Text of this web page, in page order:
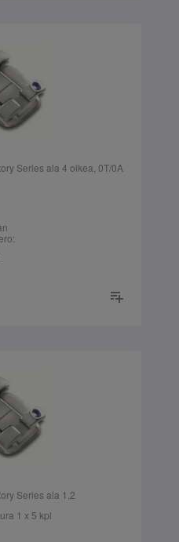
Series ala 4 oikea, 0T/0A
Series ala 1,2
1 x 5 kpl